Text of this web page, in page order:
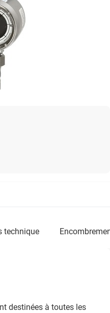
technique
destinées à toutes les